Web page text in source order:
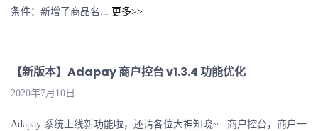
条件：新增了商品名... 更多>>
【新版本】Adapay 商户控台 v1.3.4 功能优化
2020年7月10日
Adapay 系统上线新功能啦，还请各位大神知晓~ 商户控台，商户一